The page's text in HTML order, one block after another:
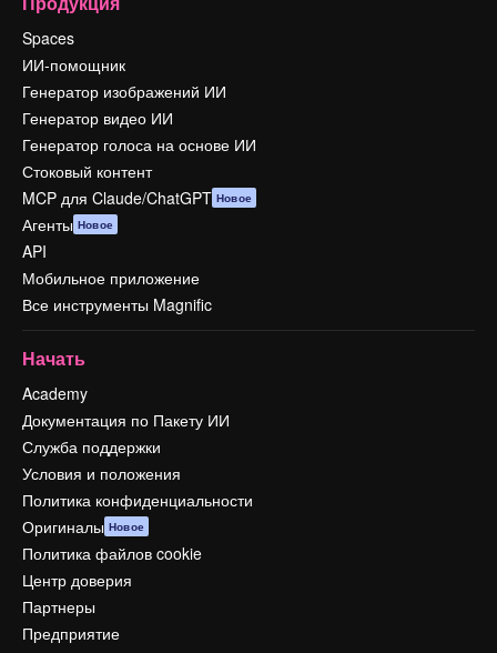
Spaces
ИИ-помощник
Генератор изображений ИИ
Генератор видео ИИ
Генератор голоса на основе ИИ
Стоковый контент
MCP для Claude/ChatGPT Новое
Агенты Новое
API
Мобильное приложение
Все инструменты Magnific
Начать
Academy
Документация по Пакету ИИ
Служба поддержки
Условия и положения
Политика конфиденциальности
Оригиналы Новое
Политика файлов cookie
Центр доверия
Партнеры
Предприятие